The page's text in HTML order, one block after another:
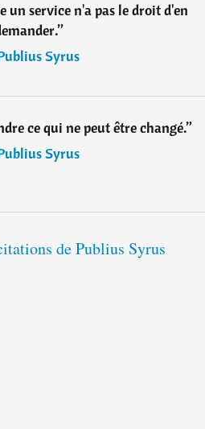
un service n'a pas le droit d'en
”
Syrus
ce qui ne peut être changé.”
Syrus
de Publius Syrus